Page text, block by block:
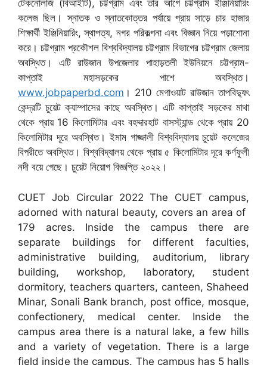
টেকনোলজি (বিআইটি), চট্টগ্রাম এবং তার আগে চট্টগ্রাম ইঞ্জিনিয়ারিং
কলেজ ছিল। স্নাতক ও স্নাতকোত্তর পর্যায়ে প্রায় সাড়ে চার হাজার
শিক্ষার্থী ইঞ্জিনিয়ারিং, স্থাপত্য, নগর পরিকল্পনা এবং বিজ্ঞান নিয়ে পড়াশোনা
করে। চট্টগ্রাম প্রকৌশল বিশ্ববিদ্যালয় চট্টগ্রাম বিভাগের চট্টগ্রাম জেলায়
অবস্থিত। এটি রাউজান উপজেলার পাহাড়তলী ইউনিয়নে চট্টগ্রাম-
কাপ্তাই মহাসড়কের পাশে অবস্থিত।
www.jobpaperbd.com । 210 মেগাওয়াট রাউজান তাপবিদ্যুৎ
কেন্দ্রটি চুয়েট ক্যাম্পাসের কাছে অবস্থিত। এটি কাপ্তাই সড়কের মাথা
থেকে প্রায় 16 কিলোমিটার এবং বহদ্দারহাট বাসস্ট্যান্ড থেকে প্রায় 20
কিলোমিটার দূরে অবস্থিত। ইমাম গাজ্জালী বিশ্ববিদ্যালয় চুয়েট কলেজের
বিপরীতে অবস্থিত। বিশ্ববিদ্যালয় থেকে প্রায় ৫ কিলোমিটার দূরে কর্ণফুলী
নদী বয়ে গেছে। চুয়েট নিয়োগ বিজ্ঞপ্তি ২০২২।
CUET Job Circular 2022 The CUET campus,
adorned with natural beauty, covers an area of ​​
179 acres. Inside the campus there are
separate buildings for different faculties,
administrative building, auditorium, library
building, workshop, laboratory, student
dormitory, teachers quarters, canteen, Shaheed
Minar, Sonali Bank branch, post office, mosque,
confectionery, medical center. Inside the
campus area there is a natural lake, a few hills
and a variety of vegetation. There is a large
field inside the campus. The campus has 5 halls